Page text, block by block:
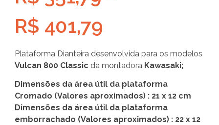
R$ 401,79
Plataforma Dianteira desenvolvida para os modelos
Vulcan 800 Classic da montadora Kawasaki;
Dimensões da área útil da plataforma
Cromado (Valores aproximados) : 21 x 12 cm
Dimensões da área útil da plataforma
emborrachado (Valores aproximados) : 22 x 12